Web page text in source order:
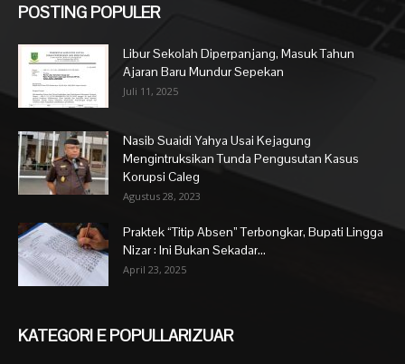
POSTING POPULER
Libur Sekolah Diperpanjang, Masuk Tahun
Ajaran Baru Mundur Sepekan
Juli 11, 2025
Nasib Suaidi Yahya Usai Kejagung
Mengintruksikan Tunda Pengusutan Kasus
Korupsi Caleg
Agustus 28, 2023
Praktek “Titip Absen” Terbongkar, Bupati Lingga
Nizar : Ini Bukan Sekadar...
April 23, 2025
KATEGORI E POPULLARIZUAR